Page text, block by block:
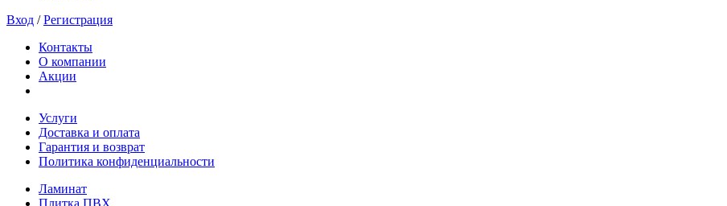
Вход /Регистрация
Контакты
О компании
Акции
Услуги
Доставка и оплата
Гарантия и возврат
Политика конфиденциальности
Ламинат
Плитка ПВХ